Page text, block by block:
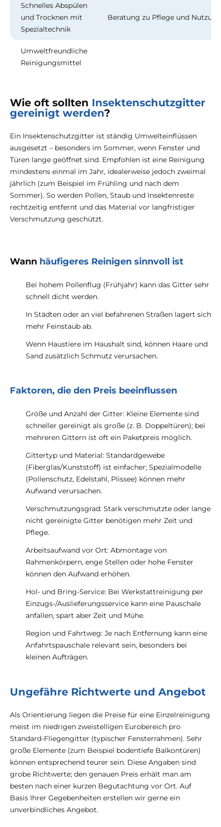
Schnelles Abspülen
und Trocknen mit
Spezialtechnik
Beratung zu Pflege und
Umweltfreundliche
Reinigungsmittel
Wie oft sollten Insektenschutzgitter
gereinigt werden?
Ein Insektenschutzgitter ist ständig Umwelteinflüssen
ausgesetzt – besonders im Sommer, wenn Fenster und
Türen lange geöffnet sind. Empfohlen ist eine Reinigung
mindestens einmal im Jahr, idealerweise jedoch zweimal
jährlich (zum Beispiel im Frühling und nach dem
Sommer). So werden Pollen, Staub und Insektenreste
rechtzeitig entfernt und das Material vor langfristiger
Verschmutzung geschützt.
Wann häufigeres Reinigen sinnvoll ist
Bei hohem Pollenflug (Frühjahr) kann das Gitter sehr
schnell dicht werden.
In Städten oder an viel befahrenen Straßen lagert sich
mehr Feinstaub ab.
Wenn Haustiere im Haushalt sind, können Haare und
Sand zusätzlich Schmutz verursachen.
Faktoren, die den Preis beeinflussen
Größe und Anzahl der Gitter: Kleine Elemente sind
schneller gereinigt als große (z. B. Doppeltüren); bei
mehreren Gittern ist oft ein Paketpreis möglich.
Gittertyp und Material: Standardgewebe
(Fiberglas/Kunststoff) ist einfacher; Spezialmodelle
(Pollenschutz, Edelstahl, Plissee) können mehr
Aufwand verursachen.
Verschmutzungsgrad: Stark verschmutzte oder lange
nicht gereinigte Gitter benötigen mehr Zeit und
Pflege.
Arbeitsaufwand vor Ort: Abmontage von
Rahmenkörpern, enge Stellen oder hohe Fenster
können den Aufwand erhöhen.
Hol- und Bring-Service: Bei Werkstattreinigung per
Einzugs-/Auslieferungsservice kann eine Pauschale
anfallen, spart aber Zeit und Mühe.
Region und Fahrtweg: Je nach Entfernung kann eine
Anfahrtspauschale relevant sein, besonders bei
kleinen Aufträgen.
Ungefähre Richtwerte und Angebot
Als Orientierung liegen die Preise für eine Einzelreinigung
meist im niedrigen zweistelligen Eurobereich pro
Standard-Fliegengitter (typischer Fensterrahmen). Sehr
große Elemente (zum Beispiel bodentiefe Balkontüren)
können entsprechend teurer sein. Diese Angaben sind
grobe Richtwerte; den genauen Preis erhält man am
besten nach einer kurzen Begutachtung vor Ort. Auf
Basis Ihrer Gegebenheiten erstellen wir gerne ein
unverbindliches Angebot.